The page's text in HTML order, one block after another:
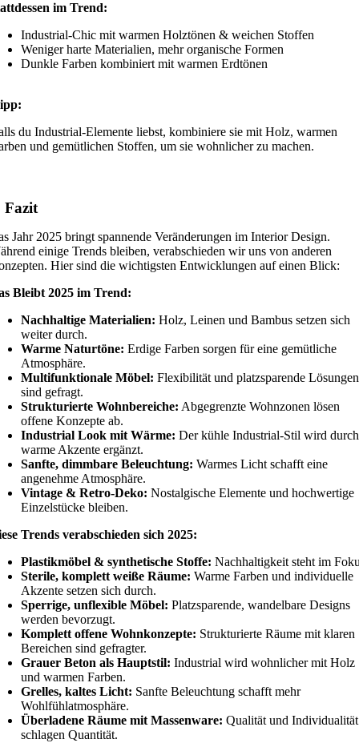
im Trend:
Industrial-Chic mit warmen Holztönen & weichen Stoffen
Weniger harte Materialien, mehr organische Formen
Dunkle Farben kombiniert mit warmen Erdtönen
du Industrial-Elemente liebst, kombiniere sie mit Holz, warmen
und gemütlichen Stoffen, um sie wohnlicher zu machen.
Fazit
Jahr 2025 bringt spannende Veränderungen im Interior Design.
einige Trends bleiben, verabschieden wir uns von anderen
Hier sind die wichtigsten Entwicklungen auf einen Blick:
Bleibt 2025 im Trend:
Nachhaltige Materialien: Holz, Leinen und Bambus setzen sich
weiter durch.
Warme Naturtöne: Erdige Farben sorgen für eine gemütliche
Atmosphäre.
Multifunktionale Möbel: Flexibilität und platzsparende Lösungen
sind gefragt.
Strukturierte Wohnbereiche: Abgegrenzte Wohnzonen lösen
offene Konzepte ab.
Industrial Look mit Wärme: Der kühle Industrial-Stil wird durch
warme Akzente ergänzt.
Sanfte, dimmbare Beleuchtung: Warmes Licht schafft eine
angenehme Atmosphäre.
Vintage & Retro-Deko: Nostalgische Elemente und hochwertige
Einzelstücke bleiben.
Trends verabschieden sich 2025:
Plastikmöbel & synthetische Stoffe: Nachhaltigkeit steht im
Sterile, komplett weiße Räume: Warme Farben und individuelle
Akzente setzen sich durch.
Sperrige, unflexible Möbel: Platzsparende, wandelbare Designs
werden bevorzugt.
Komplett offene Wohnkonzepte: Strukturierte Räume mit klaren
Bereichen sind gefragter.
Grauer Beton als Hauptstil: Industrial wird wohnlicher mit Holz
und warmen Farben.
Grelles, kaltes Licht: Sanfte Beleuchtung schafft mehr
Wohlfühlatmosphäre.
Überladene Räume mit Massenware: Qualität und Individualität
schlagen Quantität.